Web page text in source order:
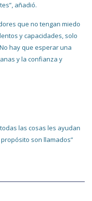
añadió.
que no tengan miedo
y capacidades, solo
hay que esperar una
y la confianza y
las cosas les ayudan
son llamados”